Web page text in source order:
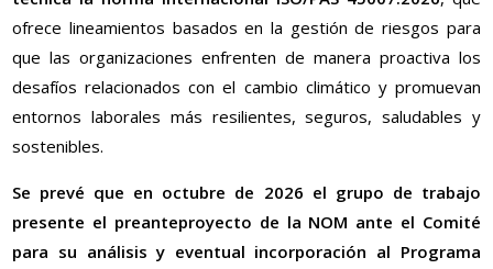
ofrece lineamientos basados en la gestión de riesgos para
que las organizaciones enfrenten de manera proactiva los
desafíos relacionados con el cambio climático y promuevan
entornos laborales más resilientes, seguros, saludables y
sostenibles.
Se prevé que en octubre de 2026 el grupo de trabajo
presente el preanteproyecto de la NOM ante el Comité
para su análisis y eventual incorporación al Programa